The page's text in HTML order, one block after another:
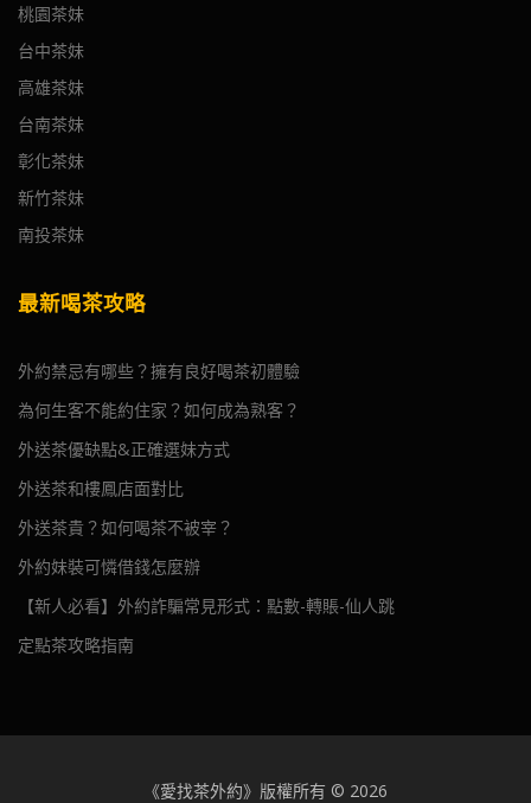
桃園茶妹
台中茶妹
高雄茶妹
台南茶妹
彰化茶妹
新竹茶妹
南投茶妹
最新喝茶攻略
外約禁忌有哪些？擁有良好喝茶初體驗
為何生客不能約住家？如何成為熟客？
外送茶優缺點&正確選妹方式
外送茶和樓鳳店面對比
外送茶貴？如何喝茶不被宰？
外約妹裝可憐借錢怎麼辦
【新人必看】外約詐騙常見形式：點數-轉賬-仙人跳
定點茶攻略指南
《愛找茶外約》版權所有 © 2026